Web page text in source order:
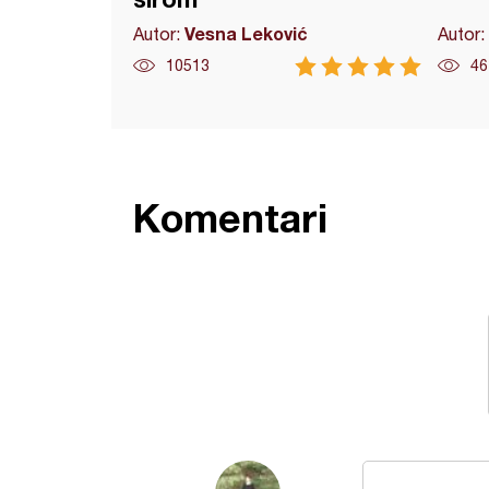
Autor: Vesna Leković
10513
Autor:
Komentari